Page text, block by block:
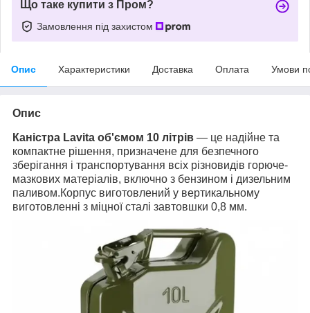
Що таке купити з Пром?
Замовлення під захистом
Опис Характеристики Доставка Оплата Умови
Опис
Каністра Lavita об'ємом 10 літрів — це надійне та
компактне рішення, призначене для безпечного
зберігання і транспортування всіх різновидів горюче-
мазкових матеріалів, включно з бензином і дизельним
паливом.Корпус виготовлений у вертикальному
виготовленні з міцної сталі завтовшки 0,8 мм.